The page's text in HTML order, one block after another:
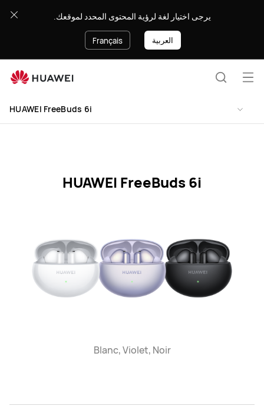
FreeBuds
يرجى اختيار لغة لرؤية المحتوى المحدد لموقعك.
Français العربية
HUAWEI FreeBuds 6i
HUAWEI FreeBuds 6i
Blanc, Violet, Noir